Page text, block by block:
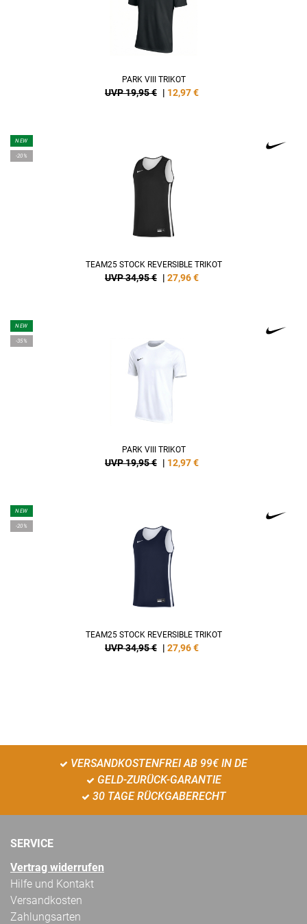
PARK VIII TRIKOT
UVP 19,95 € | 12,97€
NEW
-20%
TEAM25 STOCK REVERSIBLE TRIKOT
UVP 34,95 € | 27,96€
NEW
-35%
PARK VIII TRIKOT
UVP 19,95 € | 12,97€
NEW
-20%
TEAM25 STOCK REVERSIBLE TRIKOT
UVP 34,95 € | 27,96€
VERSANDKOSTENFREI AB 99€ IN DE
GELD-ZURÜCK-GARANTIE
30 TAGE RÜCKGABERECHT
SERVICE
Vertrag widerrufen
Hilfe und Kontakt
Versandkosten
Zahlungsarten